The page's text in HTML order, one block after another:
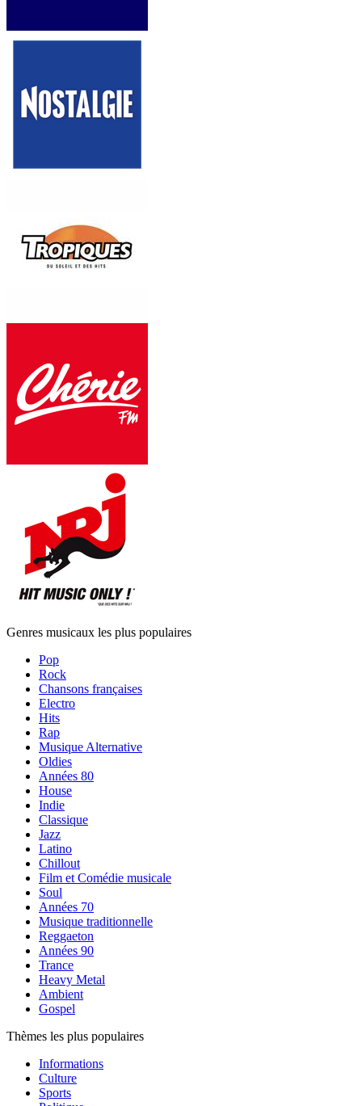
Genres musicaux les plus populaires
Pop
Rock
Chansons françaises
Electro
Hits
Rap
Musique Alternative
Oldies
Années 80
House
Indie
Classique
Jazz
Latino
Chillout
Film et Comédie musicale
Soul
Années 70
Musique traditionnelle
Reggaeton
Années 90
Trance
Heavy Metal
Ambient
Gospel
Thèmes les plus populaires
Informations
Culture
Sports